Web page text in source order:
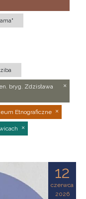
bryg. Zdzisława
Etnograficzne
12
czerwca
2026